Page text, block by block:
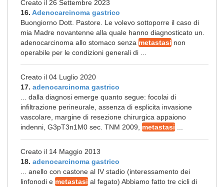
Creato il 26 Settembre 2023
16. Adenocarcinoma gastrico
Buongiorno Dott. Pastore. Le volevo sottoporre il caso di
mia Madre novantenne alla quale hanno diagnosticato un.
adenocarcinoma allo stomaco senza metastasi non
operabile per le condizioni generali di ...
Creato il 04 Luglio 2020
17. adenocarcinoma gastrico
... dalla diagnosi emerge quanto segue: focolai di
infiltrazione perineurale, assenza di esplicita invasione
vascolare, margine di resezione chirurgica appaiono
indenni, G3pT3n1M0 sec. TNM 2009, metastasi
Creato il 14 Maggio 2013
18. adenocarcinoma gastrico
... anello con castone al IV stadio (interessamento dei
linfonodi e metastasi al fegato) Abbiamo fatto tre cicli di